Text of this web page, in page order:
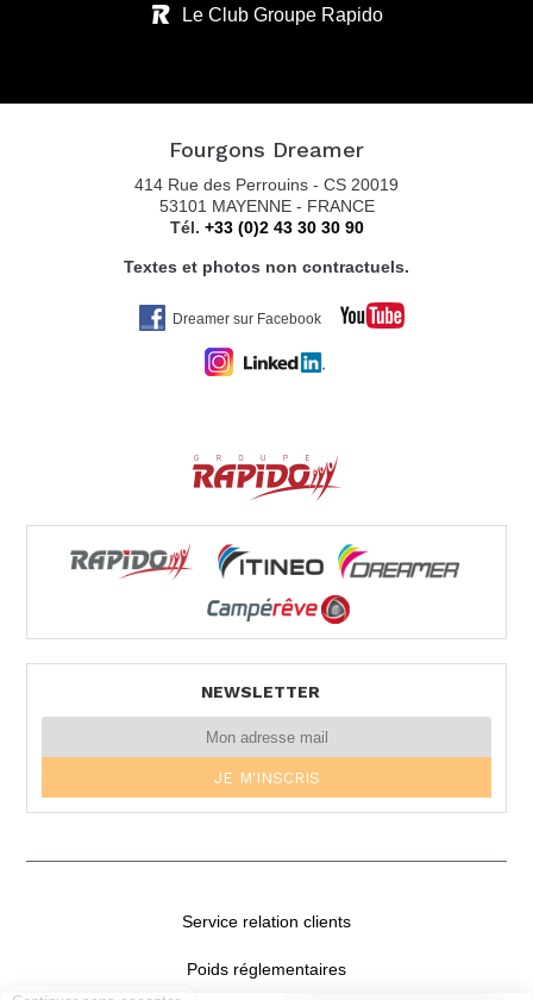
Le Club Groupe Rapido
Fourgons Dreamer
414 Rue des Perrouins - CS 20019
53101 MAYENNE - FRANCE
Tél. +33 (0)2 43 30 30 90
Textes et photos non contractuels.
Dreamer sur Facebook
NEWSLETTER
Service relation clients
Poids réglementaires